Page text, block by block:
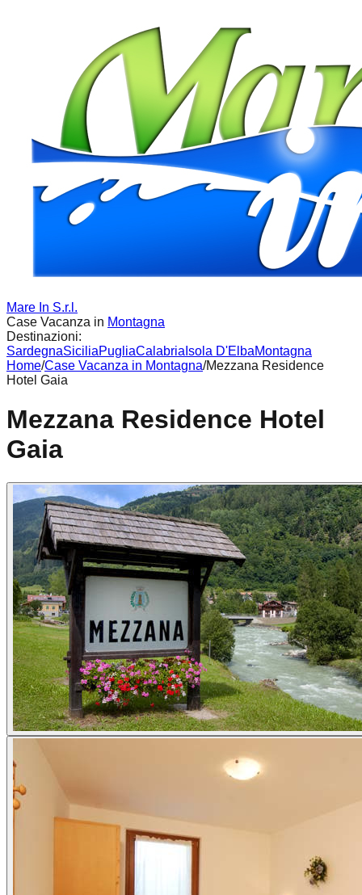
Mare In S.r.l.
Case Vacanza in Montagna
Destinazioni:
SardegnaSiciliaPugliaCalabria Isola D'ElbaMontagna
Home/Case Vacanza in Montagna/Mezzana Residence
Hotel Gaia
Mezzana Residence Hotel
Gaia